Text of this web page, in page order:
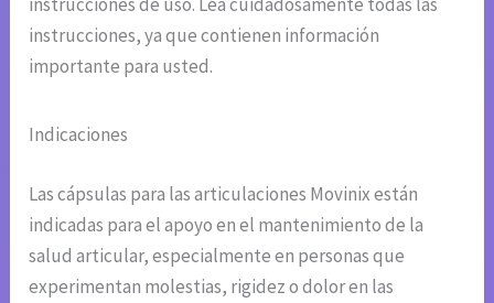
instrucciones de uso. Lea cuidadosamente todas las
instrucciones, ya que contienen información
importante para usted.
Indicaciones
Las cápsulas para las articulaciones Movinix están
indicadas para el apoyo en el mantenimiento de la
salud articular, especialmente en personas que
experimentan molestias, rigidez o dolor en las